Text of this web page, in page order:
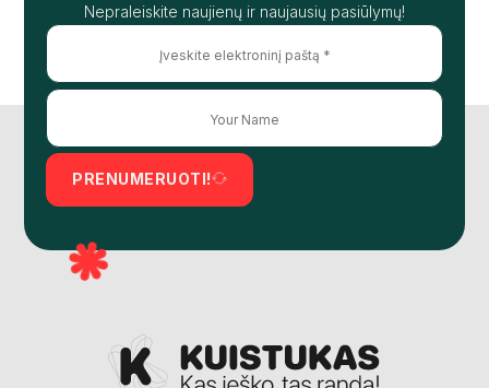
Nepraleiskite naujienų ir naujausių pasiūlymų!
PRENUMERUOTI!